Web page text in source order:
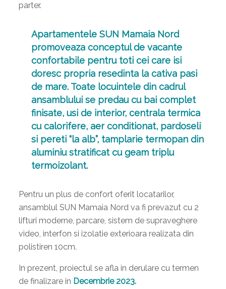
parter.
Apartamentele SUN Mamaia Nord
promoveaza conceptul de vacante
confortabile pentru toti cei care isi
doresc propria resedinta la cativa pasi
de mare. Toate locuintele din cadrul
ansamblului se predau cu bai complet
finisate, usi de interior, centrala termica
cu calorifere, aer conditionat, pardoseli
si pereti “la alb”, tamplarie termopan din
aluminiu stratificat cu geam triplu
termoizolant.
Pentru un plus de confort oferit locatarilor,
ansamblul SUN Mamaia Nord va fi prevazut cu 2
lifturi moderne, parcare, sistem de supraveghere
video, interfon si izolatie exterioara realizata din
polistiren 10cm.
In prezent, proiectul se afla in derulare cu termen
de finalizare in Decembrie 2023.